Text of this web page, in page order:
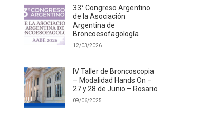
33° Congreso Argentino
de la Asociación
Argentina de
Broncoesofagología
12/03/2026
IV Taller de Broncoscopia
– Modalidad Hands On –
27 y 28 de Junio – Rosario
09/06/2025